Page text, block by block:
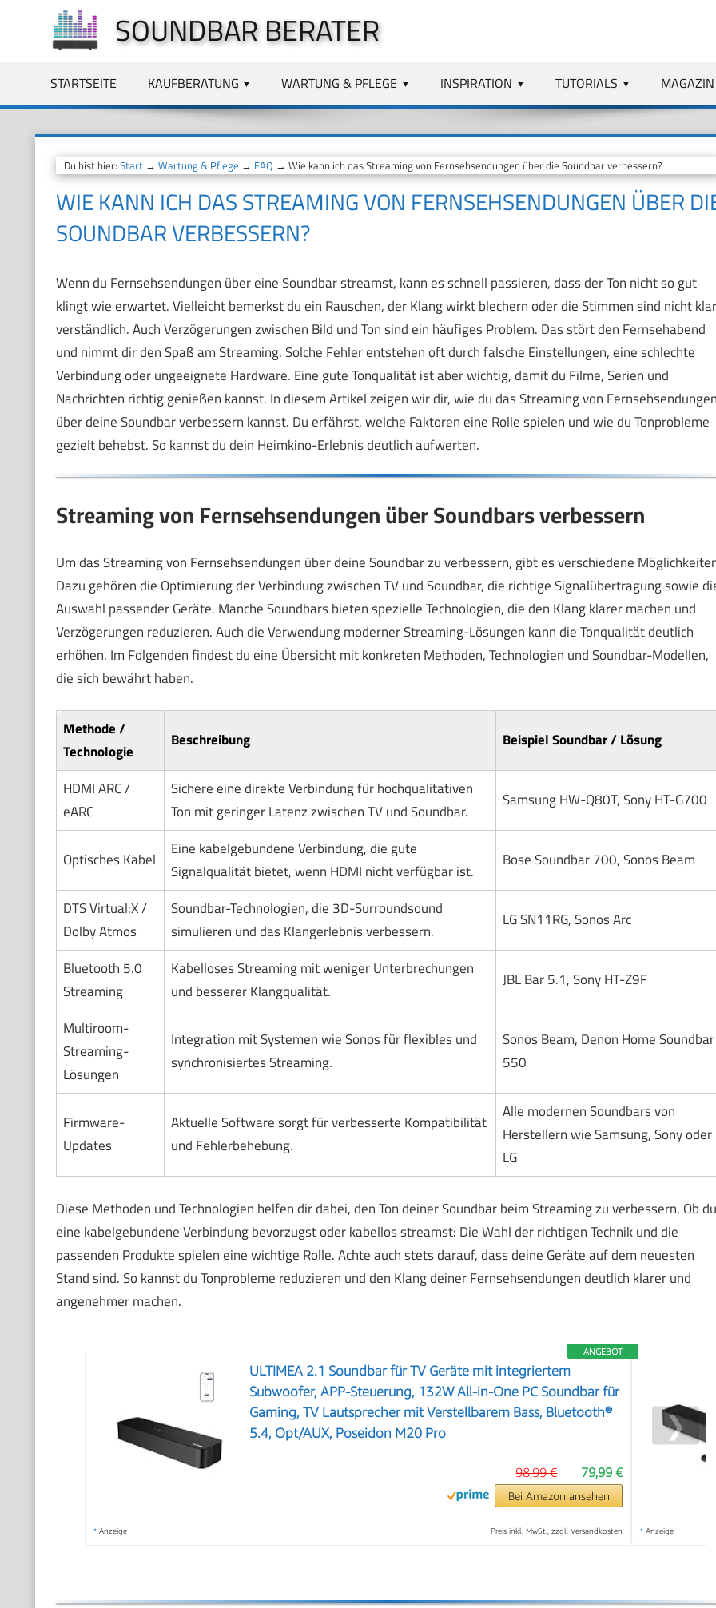
springen
SOUNDBAR BERATER
STARTSEITE KAUFBERATUNG WARTUNG & PFLEGE INSPIRATION TUTORIALS MAGAZIN
Du bist hier: Start→ Wartung & Pflege → FAQ → Wie kann ich das Streaming von Fernsehsendungen über die Soundbar verbessern?
WIE KANN ICH DAS STREAMING VON FERNSEHSENDUNGEN ÜBER
SOUNDBAR VERBESSERN?
Wenn du Fernsehsendungen über eine Soundbar streamst, kann es schnell passieren, dass der Ton nicht so gut
klingt wie erwartet. Vielleicht bemerkst du ein Rauschen, der Klang wirkt blechern oder die Stimmen sind nicht klar
verständlich. Auch Verzögerungen zwischen Bild und Ton sind ein häufiges Problem. Das stört den Fernsehabend
und nimmt dir den Spaß am Streaming. Solche Fehler entstehen oft durch falsche Einstellungen, eine schlechte
Verbindung oder ungeeignete Hardware. Eine gute Tonqualität ist aber wichtig, damit du Filme, Serien und
Nachrichten richtig genießen kannst. In diesem Artikel zeigen wir dir, wie du das Streaming von
über deine Soundbar verbessern kannst. Du erfährst, welche Faktoren eine Rolle spielen und wie du Tonprobleme
gezielt behebst. So kannst du dein Heimkino-Erlebnis deutlich aufwerten.
Streaming von Fernsehsendungen über Soundbars verbessern
Um das Streaming von Fernsehsendungen über deine Soundbar zu verbessern, gibt es verschiedene
Dazu gehören die Optimierung der Verbindung zwischen TV und Soundbar, die richtige Signalübertragung sowie
Auswahl passender Geräte. Manche Soundbars bieten spezielle Technologien, die den Klang klarer machen und
Verzögerungen reduzieren. Auch die Verwendung moderner Streaming-Lösungen kann die Tonqualität deutlich
erhöhen. Im Folgenden findest du eine Übersicht mit konkreten Methoden, Technologien und Soundbar-Modellen,
die sich bewährt haben.
Methode /
Technologie
Beschreibung Beispiel Soundbar / Lösung
HDMI ARC /
eARC
Sichere eine direkte Verbindung für hochqualitativen
Ton mit geringer Latenz zwischen TV und Soundbar.
Samsung HW-Q80T, Sony HT-G700
Optisches Kabel
Eine kabelgebundene Verbindung, die gute
Signalqualität bietet, wenn HDMI nicht verfügbar ist.
Bose Soundbar 700, Sonos Beam
DTS Virtual:X /
Dolby Atmos
Soundbar-Technologien, die 3D-Surroundsound
simulieren und das Klangerlebnis verbessern.
LG SN11RG, Sonos Arc
Bluetooth 5.0
Streaming
Kabelloses Streaming mit weniger Unterbrechungen
und besserer Klangqualität.
JBL Bar 5.1, Sony HT-Z9F
Multiroom-
Streaming-
Lösungen
Integration mit Systemen wie Sonos für flexibles und
synchronisiertes Streaming.
Sonos Beam, Denon Home Soundbar
550
Firmware-
Updates
Aktuelle Software sorgt für verbesserte Kompatibilität
und Fehlerbehebung.
Alle modernen Soundbars von
Herstellern wie Samsung, Sony oder
LG
Diese Methoden und Technologien helfen dir dabei, den Ton deiner Soundbar beim Streaming zu verbessern. Ob du
eine kabelgebundene Verbindung bevorzugst oder kabellos streamst: Die Wahl der richtigen Technik und die
passenden Produkte spielen eine wichtige Rolle. Achte auch stets darauf, dass deine Geräte auf dem neuesten
Stand sind. So kannst du Tonprobleme reduzieren und den Klang deiner Fernsehsendungen deutlich klarer und
angenehmer machen.
ANGEBOT
ULTIMEA 2.1 Soundbar für TV Geräte mit integriertem
Subwoofer, APP-Steuerung, 132W All-in-One PC Soundbar für
Gaming, TV Lautsprecher mit Verstellbarem Bass, Bluetooth®
5.4, Opt/AUX, Poseidon M20 Pro
79,99 €
98,99 €
Bei Amazon ansehen
* Anzeige Preis inkl. MwSt., zzgl. Versandkosten * Anzeige
❯